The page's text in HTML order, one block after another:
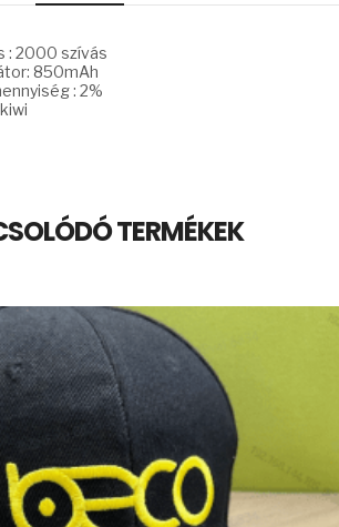
: 2000 szívás
850mAh
: 2%
TERMÉKEK